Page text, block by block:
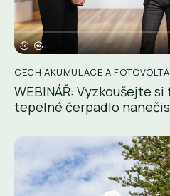
CECH AKUMULACE A
WEBINÁŘ: Vyzkoušejte
tepelné čerpadlo